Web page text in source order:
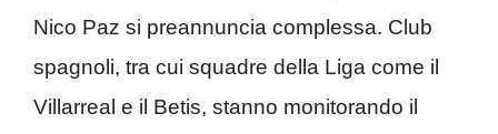
Nico Paz si preannuncia complessa. Club
spagnoli, tra cui squadre della Liga come il
Villarreal e il Betis, stanno monitorando il